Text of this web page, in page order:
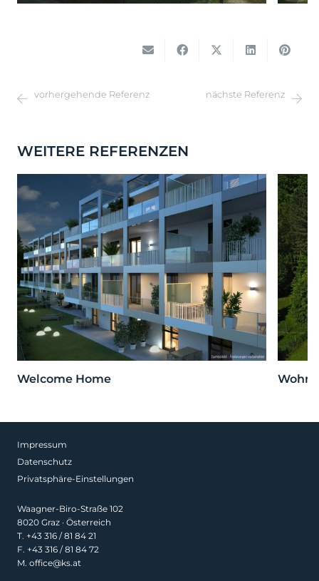
vorhergehende Referenz nächste Referenz
WEITERE REFERENZEN
Welcome Home
Impressum
Datenschutz
Privatsphäre-Einstellungen
Waagner-Biro-Straße 102
8020 Graz · Österreich
T. +43 316 / 81 84 21
F. +43 316 / 81 84 72
M. office@ks.at